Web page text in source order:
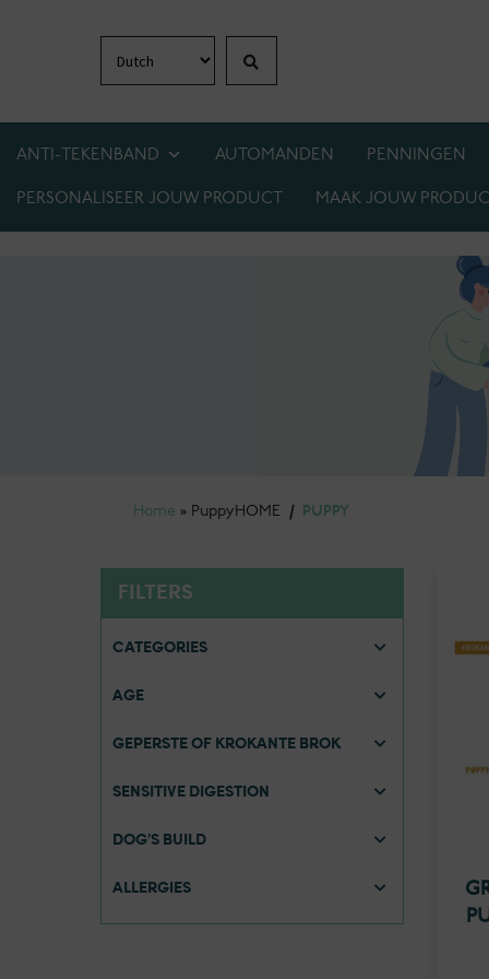
navigatie
inhoud
ANTI-TEKENBAND AUTOMANDEN PENNINGEN
PERSONALISEER JOUW PRODUCT MAAK JOUW
Home » PuppyHOME / PUPPY
FILTERS
CATEGORIES
AGE
GEPERSTE OF KROKANTE BROK
SENSITIVE DIGESTION
DOG’S BUILD
ALLERGIES